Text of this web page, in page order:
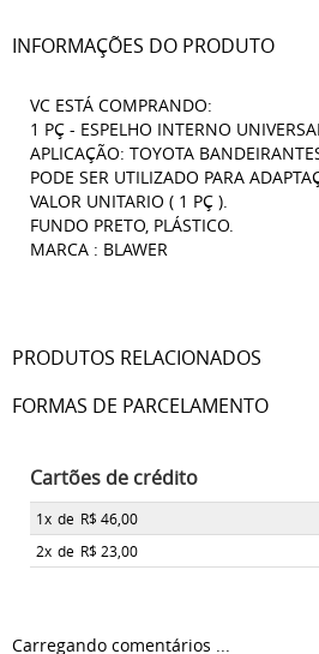
INFORMAÇÕES DO PRODUTO
VC ESTÁ COMPRANDO:
1 PÇ - ESPELHO INTERNO
APLICAÇÃO: TOYOTA
PODE SER UTILIZADO PARA
VALOR UNITARIO ( 1 PÇ ).
FUNDO PRETO, PLÁSTICO.
MARCA : BLAWER
PRODUTOS RELACIONADOS
FORMAS DE PARCELAMENTO
Cartões de crédito
1x de R$ 46,00
2x de R$ 23,00
Carregando comentários ...